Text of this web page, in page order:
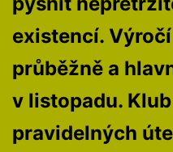
existencí.
průběžně a
v listopadu.
pravidelných